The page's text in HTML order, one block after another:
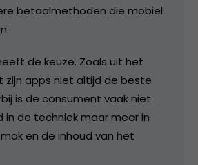
betaalmethoden die mobiel
de keuze. Zoals uit het
zijn apps niet altijd de beste
is de consument vaak niet
in de techniek maar meer in
en de inhoud van het